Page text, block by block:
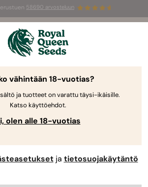
58690 arvosteluun
Premium-
tuotettu luomuna ja optimaalisella
itävyydellä.
vähintään 18-vuotias?
ja tuotteet on varattu täysi-ikäisille.
Katso käyttöehdot.
olen alle 18-vuotias
ja tietosuojakäytäntö